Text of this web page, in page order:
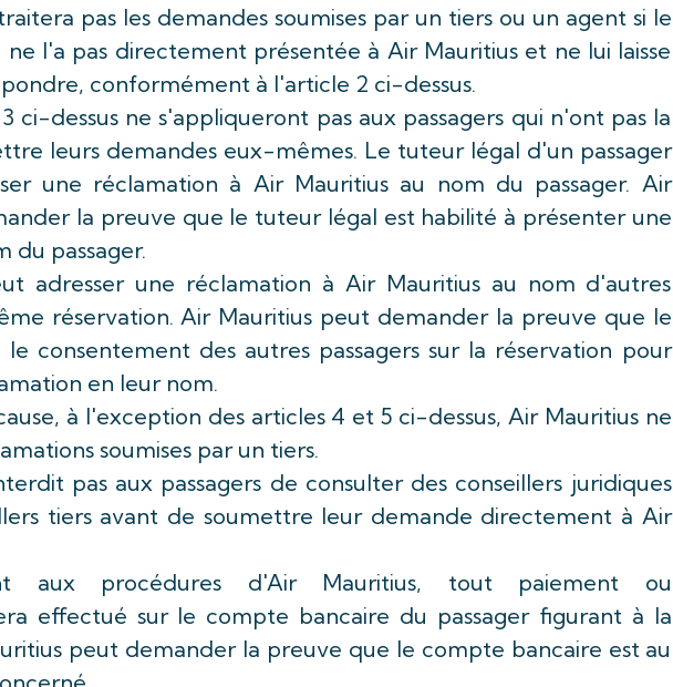
pas les demandes soumises par un tiers ou un agent si le
ne l'a pas directement présentée à Air Mauritius et ne lui laisse
conformément à l'article 2 ci-dessus.
ci-dessus ne s'appliqueront pas aux passagers qui n'ont pas la
leurs demandes eux-mêmes. Le tuteur légal d'un passager
une réclamation à Air Mauritius au nom du passager. Air
la preuve que le tuteur légal est habilité à présenter une
du passager.
adresser une réclamation à Air Mauritius au nom d'autres
réservation. Air Mauritius peut demander la preuve que le
le consentement des autres passagers sur la réservation pour
en leur nom.
à l'exception des articles 4 et 5 ci-dessus, Air Mauritius ne
soumises par un tiers.
pas aux passagers de consulter des conseillers juridiques
tiers avant de soumettre leur demande directement à Air
aux procédures d'Air Mauritius, tout paiement ou
effectué sur le compte bancaire du passager figurant à la
peut demander la preuve que le compte bancaire est au